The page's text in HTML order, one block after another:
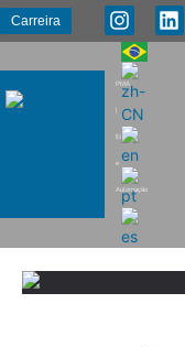
Carreira
PMA
Energia
e
Automação